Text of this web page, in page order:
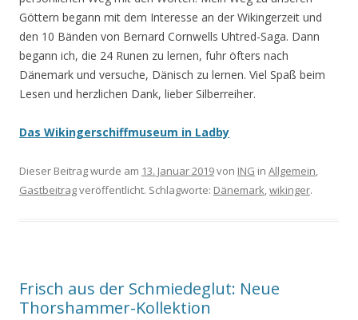
Göttern begann mit dem Interesse an der Wikingerzeit und
den 10 Bänden von Bernard Cornwells Uhtred-Saga. Dann
begann ich, die 24 Runen zu lernen, fuhr öfters nach
Dänemark und versuche, Dänisch zu lernen. Viel Spaß beim
Lesen und herzlichen Dank, lieber Silberreiher.
Das Wikingerschiffmuseum in Ladby
Dieser Beitrag wurde am 13. Januar 2019von ING in Allgemein,
Gastbeitragveröffentlicht. Schlagworte: Dänemark,wikinger.
Frisch aus der Schmiedeglut: Neue
Thorshammer-Kollektion